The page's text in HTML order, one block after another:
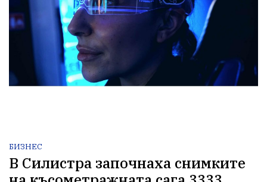
БИЗНЕС
В Силистра започнаха снимките